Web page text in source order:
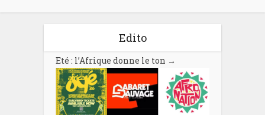
Edito
Eté : l’Afrique donne le ton →